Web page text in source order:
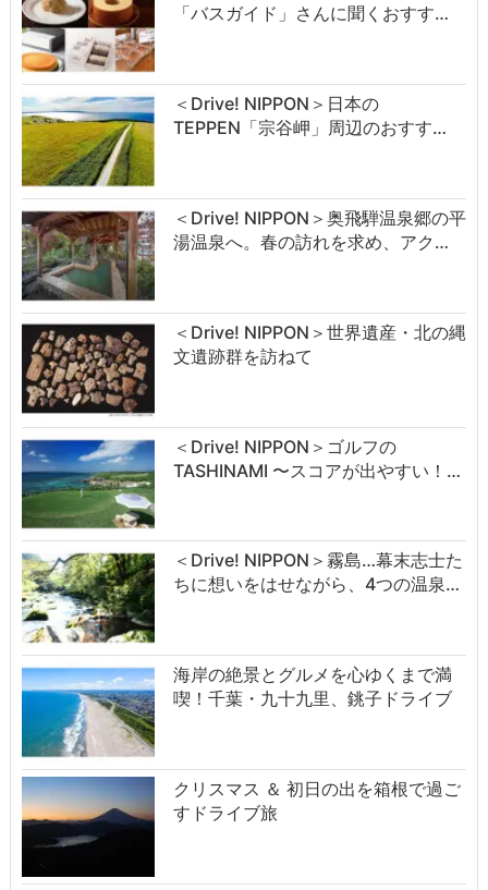
「バスガイド」さんに聞くおすす…
＜Drive! NIPPON＞日本の
TEPPEN「宗谷岬」周辺のおすす…
＜Drive! NIPPON＞奥飛騨温泉郷の平
湯温泉へ。春の訪れを求め、アク…
＜Drive! NIPPON＞世界遺産・北の縄
文遺跡群を訪ねて
＜Drive! NIPPON＞ゴルフの
TASHINAMI 〜スコアが出やすい！…
＜Drive! NIPPON＞霧島…幕末志士た
ちに想いをはせながら、4つの温泉…
海岸の絶景とグルメを心ゆくまで満
喫！千葉・九十九里、銚子ドライブ
クリスマス ＆ 初日の出を箱根で過ご
すドライブ旅